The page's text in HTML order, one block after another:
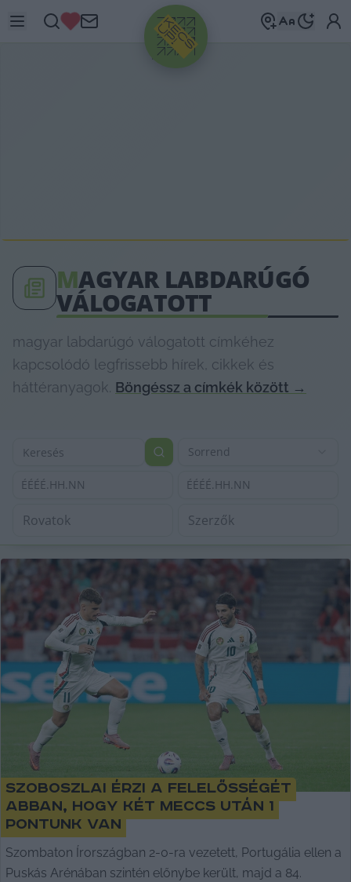
HIRDETÉS
MAGYAR LABDARÚGÓ
VÁLOGATOTT
magyar labdarúgó válogatott címkéhez
kapcsolódó legfrissebb hírek, cikkek és
háttéranyagok. Böngéssz a címkék között →
Sorrend
ÉÉÉÉ.HH.NN ÉÉÉÉ.HH.NN
Szoboszlai érzi a felelősségét
abban, hogy két meccs után 1
pontunk van
Szombaton Írországban 2-0-ra vezetett, Portugália ellen a
Puskás Arénában szintén előnybe került, majd a 84.